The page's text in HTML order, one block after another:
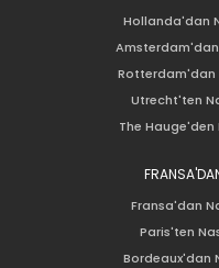
Hollanda'dan
Amsterdam'dan
Rotterdam'dan
Utrecht'ten
The Hauge'den
Fransa'dan
Paris'ten
Bordeaux'dan